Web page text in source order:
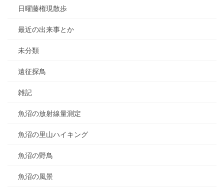
日曜藤権現散歩
最近の出来事とか
未分類
遠征探鳥
雑記
魚沼の放射線量測定
魚沼の里山ハイキング
魚沼の野鳥
魚沼の風景